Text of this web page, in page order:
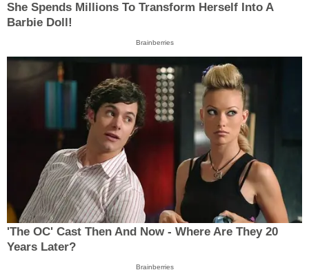
She Spends Millions To Transform Herself Into A
Barbie Doll!
Brainberries
'The OC' Cast Then And Now - Where Are They 20
Years Later?
Brainberries